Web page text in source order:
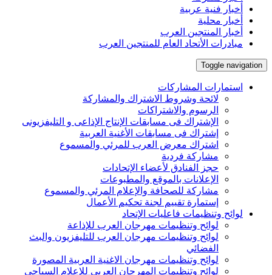
أخبار فنية عربية
أخبار محلية
أخبار المنتجين العرب
مبادرات الأتحاد العام للمنتجين العرب
Toggle navigation
استمارات المشاركات
لائحة وشروط الاشتراك والمشاركة
الرسوم والاشتراكات
الإشتراك فى مسابقات الإنتاج الإذاعى و التليفزيونى
إشتراك فى مسابقات الأغنية العربية
اشتراك معرض العرب للمرئي والمسموع
مشاركة فردية
حجز الفنادق لأعضاء الإتحادات
الإعلانات بالموقع والمطبوعات
مشاركة للصحافة والإعلام المرئي والمسموع
إستمارة تقييم لجنة تحكيم الأعمال
لوائح وتنظيمات فاعليات الإتحاد
لوائح وتنظيمات مهرجان العرب للإذاعة
لوائح وتنظيمات مهرجان العرب للتليفزيون والبث
الفضائي
لوائح وتنظيمات مهرجان الاغنية العربية المصورة
لوائح وتنظيمات المهرجان العربي للإعلام السياحي